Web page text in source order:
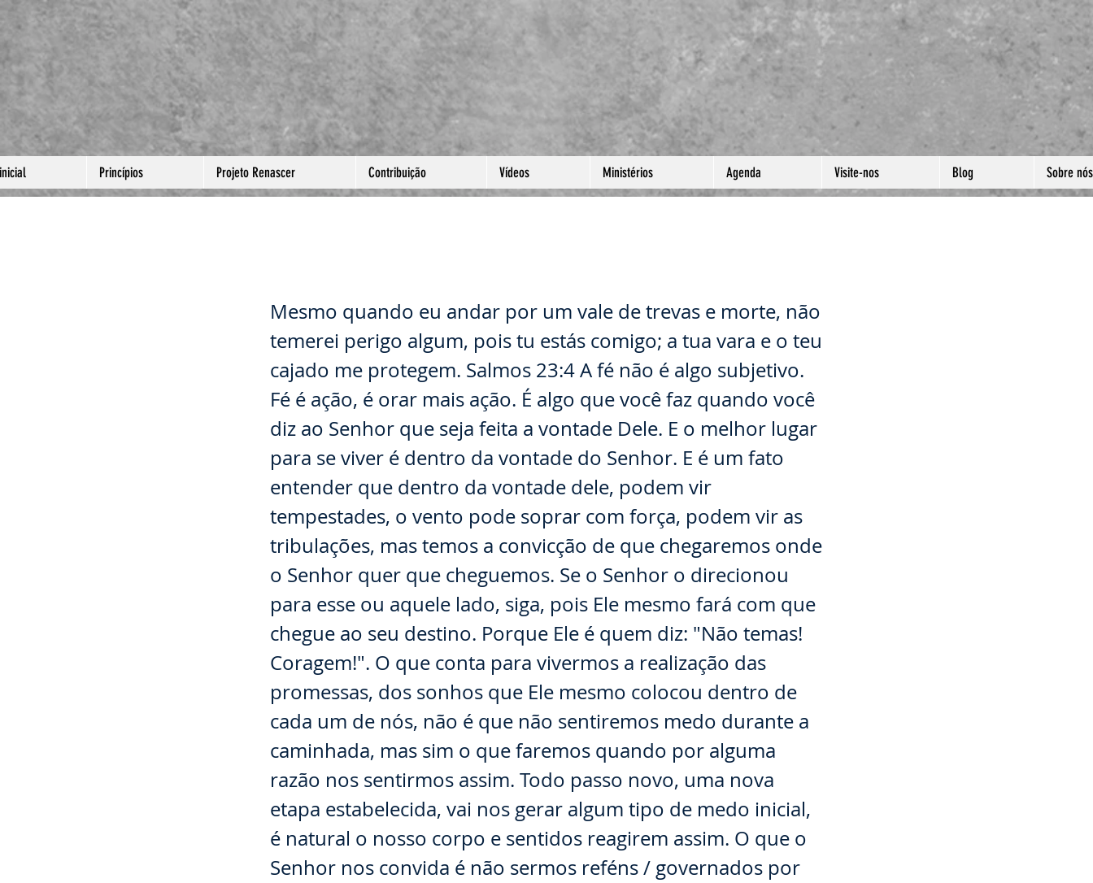
Princípios Projeto Renascer Contribuição Vídeos Ministérios Agenda Visite-nos Blog Sobre nós
Mesmo quando eu andar por um vale de trevas e morte, não
temerei perigo algum, pois tu estás comigo; a tua vara e o teu
cajado me protegem. Salmos 23:4 A fé não é algo subjetivo.
Fé é ação, é orar mais ação. É algo que você faz quando você
diz ao Senhor que seja feita a vontade Dele. E o melhor lugar
para se viver é dentro da vontade do Senhor. E é um fato
entender que dentro da vontade dele, podem vir
tempestades, o vento pode soprar com força, podem vir as
tribulações, mas temos a convicção de que chegaremos onde
o Senhor quer que cheguemos. Se o Senhor o direcionou
para esse ou aquele lado, siga, pois Ele mesmo fará com que
chegue ao seu destino. Porque Ele é quem diz: "Não temas!
Coragem!". O que conta para vivermos a realização das
promessas, dos sonhos que Ele mesmo colocou dentro de
cada um de nós, não é que não sentiremos medo durante a
caminhada, mas sim o que faremos quando por alguma
razão nos sentirmos assim. Todo passo novo, uma nova
etapa estabelecida, vai nos gerar algum tipo de medo inicial,
é natural o nosso corpo e sentidos reagirem assim. O que o
Senhor nos convida é não sermos reféns / governados por